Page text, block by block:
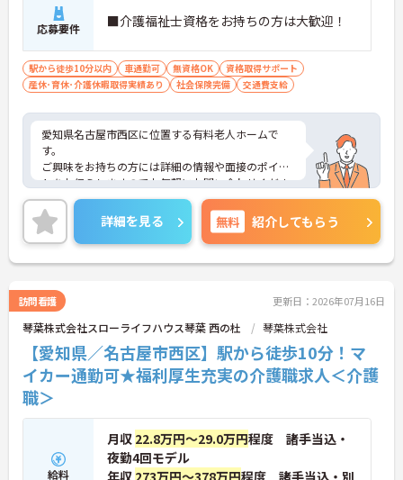
応募要件 ■介護福祉士資格をお持ちの方は大歓迎！
駅から徒歩10分以内 車通勤可 無資格OK
資格取得サポート
産休･育休･介護休暇取得実績あり
社会保険完備 交通費支給
愛知県名古屋市西区に位置する有料老人ホームで
す。
ご興味をお持ちの方には詳細の情報や面接のポイン
トをお伝えしますのでお気軽にお問い合わせくださ
いませ。
詳細を見る 無料 紹介してもらう
訪問看護 更新日：2026年07月16日
琴葉株式会社スローライフハウス琴葉 西の杜 琴葉株式会社
【愛知県／名古屋市西区】駅から徒歩10分！マ
イカー通勤可★福利厚生充実の介護職求人＜介護
職＞
給料
月収 22.8万円～29.0万円程度 諸手当込・
夜勤4回モデル